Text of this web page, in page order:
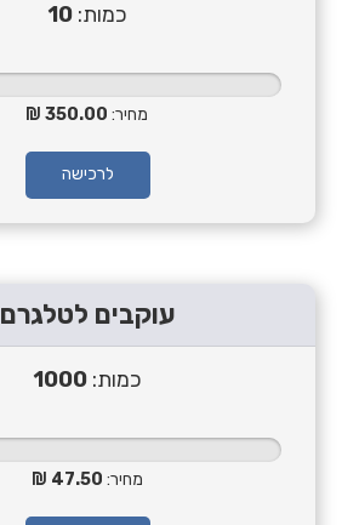
כמות: 10
מחיר: 350.00
לרכישה
עוקבים לטלגרם
כמות: 1000
מחיר: 47.50